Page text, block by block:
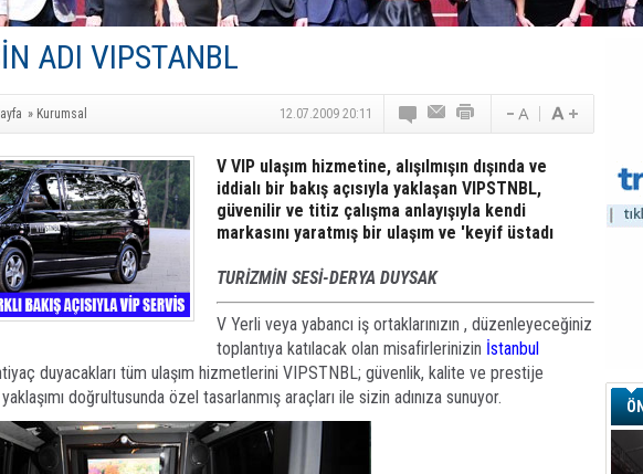
ADI VIPSTANBL
» Kurumsal 12.07.2009 20:11
V VIP ulaşım hizmetine, alışılmışın dışında ve
iddialı bir bakış açısıyla yaklaşan VIPSTNBL,
güvenilir ve titiz çalışma anlayışıyla kendi
markasını yaratmış bir ulaşım ve 'keyif üstadı
TURİZMİN SESİ-DERYA DUYSAK
V Yerli veya yabancı iş ortaklarınızın , düzenleyeceğiniz
toplantıya katılacak olan misafirlerinizin İstanbul
duyacakları tüm ulaşım hizmetlerini VIPSTNBL; güvenlik, kalite ve prestije
doğrultusunda özel tasarlanmış araçları ile sizin adınıza sunuyor.